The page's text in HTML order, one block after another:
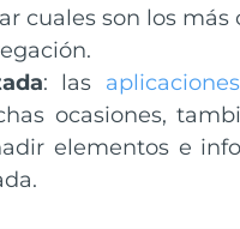
cuales son los
: las
ocasiones,
elementos e